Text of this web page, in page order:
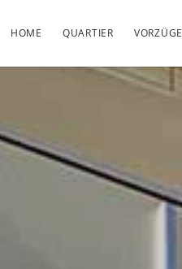
HOME QUARTIER VORZÜGE